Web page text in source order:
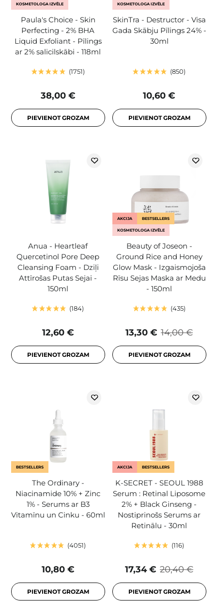
KOSMETOLOGA IZVĒLE
Paula's Choice - Skin
Perfecting - 2% BHA
Liquid Exfoliant - Pīlings
ar 2% salicilskābi - 118ml
1751
38,00 €
PIEVIENOT GROZAM
KOSMETOLOGA IZVĒLE
SkinTra - Destructor - Visa
Gada Skābju Pīlings 24% -
30ml
850
10,60 €
PIEVIENOT GROZAM
Anua - Heartleaf
Quercetinol Pore Deep
Cleansing Foam - Dziļi
Attīrošas Putas Sejai -
150ml
184
12,60 €
PIEVIENOT GROZAM
AKCIJA BESTSELLERS
KOSMETOLOGA IZVĒLE
Beauty of Joseon -
Ground Rice and Honey
Glow Mask - Izgaismojoša
Rīsu Sejas Maska ar Medu
- 150ml
435
14,00 €
13,30 €
PIEVIENOT GROZAM
BESTSELLERS
The Ordinary -
Niacinamide 10% + Zinc
1% - Serums ar B3
Vitamīnu un Cinku - 60ml
4051
10,80 €
PIEVIENOT GROZAM
AKCIJA BESTSELLERS
K-SECRET - SEOUL 1988
Serum : Retinal Liposome
2% + Black Ginseng -
Nostiprinošs Serums ar
Retinālu - 30ml
116
20,40 €
17,34 €
PIEVIENOT GROZAM